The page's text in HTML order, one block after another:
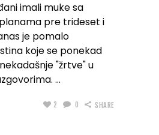
imali muke sa
pre trideset i
je pomalo
koje se ponekad
"žrtve" u
2 0 SHARE